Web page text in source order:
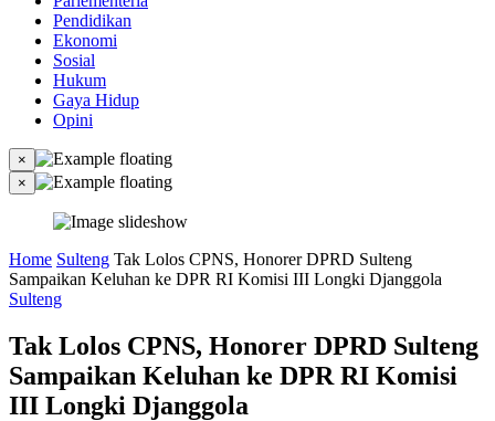
Pendidikan
Ekonomi
Sosial
Hukum
Gaya Hidup
Opini
×
×
Home Sulteng Tak Lolos CPNS, Honorer DPRD Sulteng
Sampaikan Keluhan ke DPR RI Komisi III Longki Djanggola
Sulteng
Tak Lolos CPNS, Honorer DPRD Sulteng
Sampaikan Keluhan ke DPR RI Komisi
III Longki Djanggola